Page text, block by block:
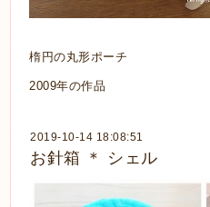
楕円の丸形ポーチ
2009年の作品
2019-10-14 18:08:51
お針箱 ＊ シェル